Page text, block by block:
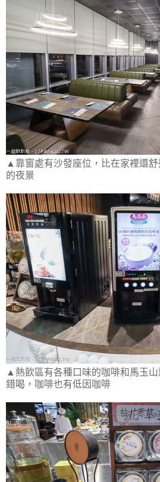
▲靠窗處有沙發座位，比在家裡還
的夜景
▲熱飲區有各種口味的咖啡和馬玉
錯喝，咖啡也有低因咖啡